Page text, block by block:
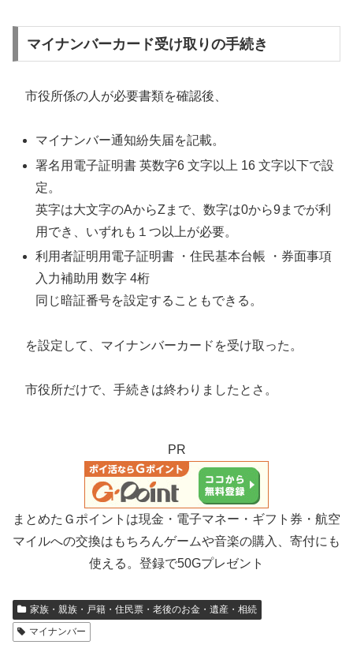
マイナンバーカード受け取りの手続き
市役所係の人が必要書類を確認後、
マイナンバー通知紛失届を記載。
署名用電子証明書 英数字6 文字以上 16 文字以下で設
定。
英字は大文字のAからZまで、数字は0から9までが利
用でき、いずれも１つ以上が必要。
利用者証明用電子証明書 ・住民基本台帳 ・券面事項
入力補助用 数字 4桁
同じ暗証番号を設定することもできる。
を設定して、マイナンバーカードを受け取った。
市役所だけで、手続きは終わりましたとさ。
PR
まとめたＧポイントは現金・電子マネー・ギフト券・航空
マイルへの交換はもちろんゲームや音楽の購入、寄付にも
使える。登録で50Gプレゼント
家族・親族・戸籍・住民票・老後のお金・遺産・相続
マイナンバー